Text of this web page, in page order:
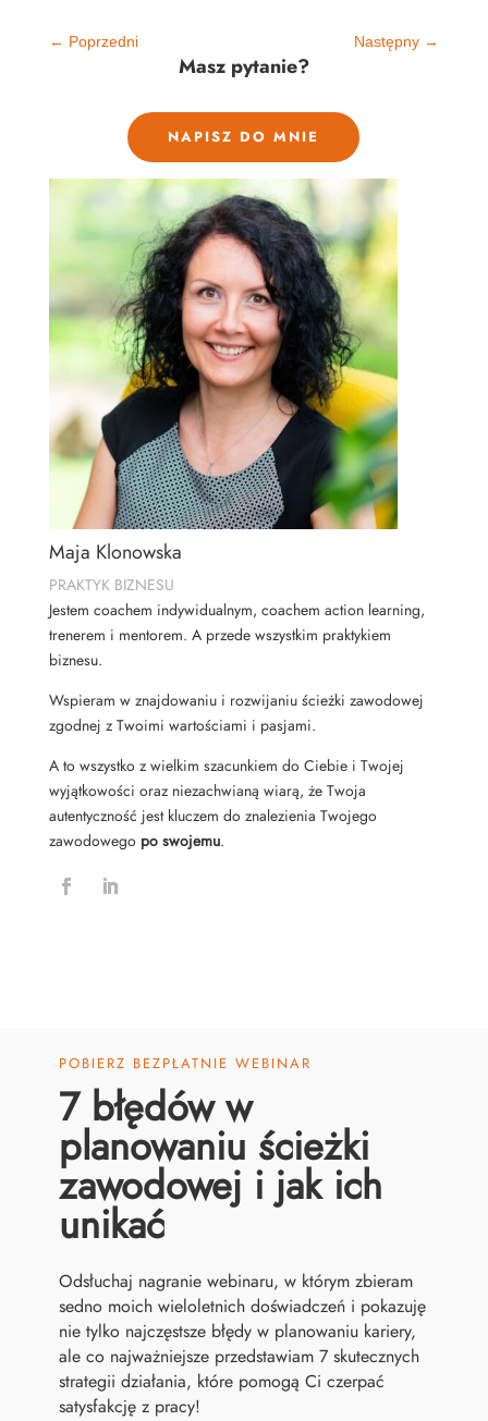
← Poprzedni Następny →
Masz pytanie?
NAPISZ DO MNIE
Maja Klonowska
PRAKTYK BIZNESU
Jestem coachem indywidualnym, coachem action learning,
trenerem i mentorem. A przede wszystkim praktykiem
biznesu.
Wspieram w znajdowaniu i rozwijaniu ścieżki zawodowej
zgodnej z Twoimi wartościami i pasjami.
A to wszystko z wielkim szacunkiem do Ciebie i Twojej
wyjątkowości oraz niezachwianą wiarą, że Twoja
autentyczność jest kluczem do znalezienia Twojego
zawodowego po swojemu.
POBIERZ BEZPŁATNIE WEBINAR
7 błędów w
planowaniu ścieżki
zawodowej i jak ich
unikać
Odsłuchaj nagranie webinaru, w którym zbieram
sedno moich wieloletnich doświadczeń i pokazuję
nie tylko najczęstsze błędy w planowaniu kariery,
ale co najważniejsze przedstawiam 7 skutecznych
strategii działania, które pomogą Ci czerpać
satysfakcję z pracy!